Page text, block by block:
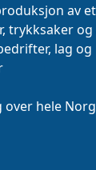
av
trykksaker
lag og
over hele